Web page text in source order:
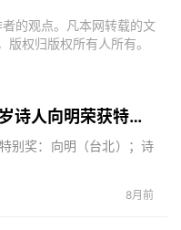
的观点。凡本网转载的文
权归版权所有人所有。
2025北京文艺网诗人奖：98岁诗人向明荣获特别奖，陈东东荣获诗人奖，茱萸荣获年度诗人奖！
别奖：向明（台北）；诗
8月前